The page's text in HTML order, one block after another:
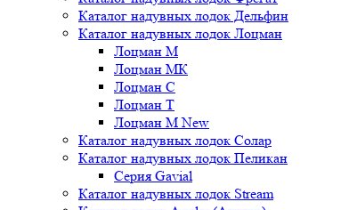
Каталог надувных лодок Дельфин
Каталог надувных лодок Лоцман
Лоцман М
Лоцман МК
Лоцман С
Лоцман Т
Лоцман М New
Каталог надувных лодок Солар
Каталог надувных лодок Пеликан
Серия Gavial
Каталог надувных лодок Stream